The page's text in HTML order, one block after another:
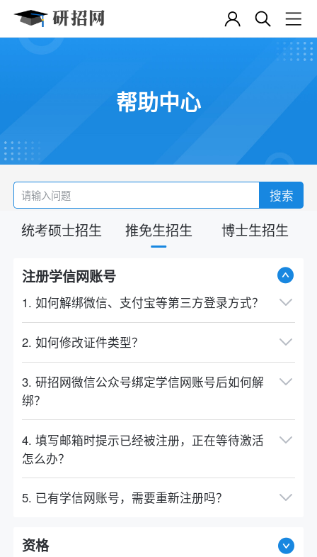
帮助中心
搜索
统考硕士招生 推免生招生 博士生招生
注册学信网账号
1. 如何解绑微信、支付宝等第三方登录方式？
2. 如何修改证件类型？
3. 研招网微信公众号绑定学信网账号后如何解
绑？
4. 填写邮箱时提示已经被注册，正在等待激活
怎么办？
5. 已有学信网账号，需要重新注册吗？
资格